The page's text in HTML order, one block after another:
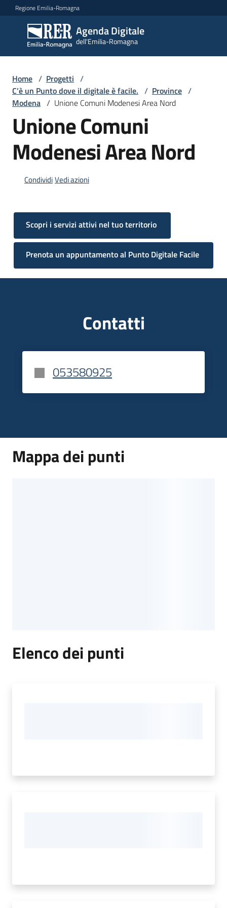
Vai al contenuto
Vai alla navigazione
Vai al footer
Regione Emilia-Romagna
Agenda Digitale
dell'Emilia-Romagna
Agenda
Digitale
dell'Emilia-
Novità
Strategia
Progetti
Dati
territorio
Governance
Seguici
Home / Progetti /
C’è un Punto dove il digitale è facile. / Province /
Modena / Unione Comuni Modenesi Area Nord
Unione Comuni
Modenesi Area Nord
CondividiVedi azioni
Scopri i servizi attivi nel tuo territorio
Prenota un appuntamento al Punto Digitale Facile
Contatti
053580925
Mappa dei punti
Elenco dei punti